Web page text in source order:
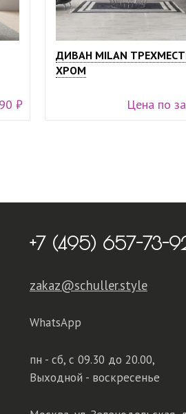
₽
ДИВАН MILAN
ХРОМ
Цена по
+7 (495) 657-73-
zakaz@schuller.style
WhatsApp
пн - сб, с 09.30 до 20.00,
Выходной - воскресенье